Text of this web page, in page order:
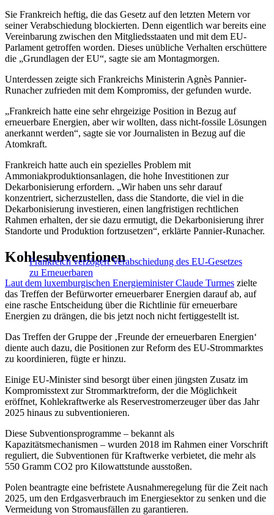
Sie Frankreich heftig, die das Gesetz auf den letzten Metern vor
seiner Verabschiedung blockierten. Denn eigentlich war bereits eine
Vereinbarung zwischen den Mitgliedsstaaten und mit dem EU-
Parlament getroffen worden. Dieses unübliche Verhalten erschüttere
die „Grundlagen der EU“, sagte sie am Montagmorgen.
Unterdessen zeigte sich Frankreichs Ministerin Agnès Pannier-
Runacher zufrieden mit dem Kompromiss, der gefunden wurde.
„Frankreich hatte eine sehr ehrgeizige Position in Bezug auf
erneuerbare Energien, aber wir wollten, dass nicht-fossile Lösungen
anerkannt werden“, sagte sie vor Journalisten in Bezug auf die
Atomkraft.
Frankreich hatte auch ein spezielles Problem mit
Ammoniakproduktionsanlagen, die hohe Investitionen zur
Dekarbonisierung erfordern. „Wir haben uns sehr darauf
konzentriert, sicherzustellen, dass die Standorte, die viel in die
Dekarbonisierung investieren, einen langfristigen rechtlichen
Rahmen erhalten, der sie dazu ermutigt, die Dekarbonisierung ihrer
Standorte und Produktion fortzusetzen“, erklärte Pannier-Runacher.
Frankreich verzögert Verabschiedung des EU-Gesetzes
zu Erneuerbaren
Kohlesubventionen
Laut dem luxemburgischen Energieminister Claude Turmes zielte
das Treffen der Befürworter erneuerbarer Energien darauf ab, auf
eine rasche Entscheidung über die Richtlinie für erneuerbare
Energien zu drängen, die bis jetzt noch nicht fertiggestellt ist.
Das Treffen der Gruppe der ‚Freunde der erneuerbaren Energien‘
diente auch dazu, die Positionen zur Reform des EU-Strommarktes
zu koordinieren, fügte er hinzu.
Einige EU-Minister sind besorgt über einen jüngsten Zusatz im
Kompromisstext zur Strommarktreform, der die Möglichkeit
eröffnet, Kohlekraftwerke als Reservestromerzeuger über das Jahr
2025 hinaus zu subventionieren.
Diese Subventionsprogramme – bekannt als
Kapazitätsmechanismen – wurden 2018 im Rahmen einer Vorschrift
reguliert, die Subventionen für Kraftwerke verbietet, die mehr als
550 Gramm CO2 pro Kilowattstunde ausstoßen.
Polen beantragte eine befristete Ausnahmeregelung für die Zeit nach
2025, um den Erdgasverbrauch im Energiesektor zu senken und die
Vermeidung von Stromausfällen zu garantieren.